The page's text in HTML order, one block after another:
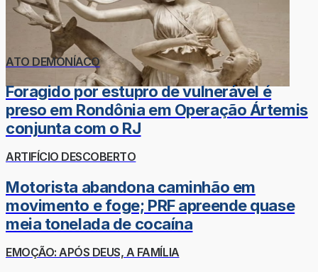
ATO DEMONÍACO
Foragido por estupro de vulnerável é
preso em Rondônia em Operação Ártemis
conjunta com o RJ
ARTIFÍCIO DESCOBERTO
Motorista abandona caminhão em
movimento e foge; PRF apreende quase
meia tonelada de cocaína
EMOÇÃO: APÓS DEUS, A FAMÍLIA